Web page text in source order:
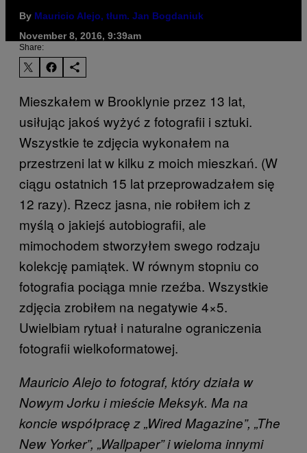
By Mauricio Alejo, tłum. Jan Bogdaniuk
November 8, 2016, 9:39am
Share:
Mieszkałem w Brooklynie przez 13 lat,
usiłując jakoś wyżyć z fotografii i sztuki.
Wszystkie te zdjęcia wykonałem na
przestrzeni lat w kilku z moich mieszkań. (W
ciągu ostatnich 15 lat przeprowadzałem się
12 razy). Rzecz jasna, nie robiłem ich z
myślą o jakiejś autobiografii, ale
mimochodem stworzyłem swego rodzaju
kolekcję pamiątek. W równym stopniu co
fotografia pociąga mnie rzeźba. Wszystkie
zdjęcia zrobiłem na negatywie 4×5.
Uwielbiam rytuał i naturalne ograniczenia
fotografii wielkoformatowej.
Mauricio Alejo to fotograf, który działa w
Nowym Jorku i mieście Meksyk. Ma na
koncie współpracę z „Wired Magazine”, „The
New Yorker”, „Wallpaper” i wieloma innymi